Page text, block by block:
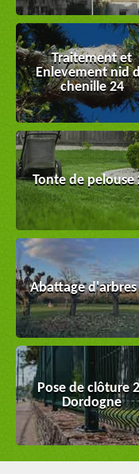
Traitement et
Enlevement nid
chenille 24
Tonte de pelouse
Abattage d'arbres
Pose de clôture
Dordogne